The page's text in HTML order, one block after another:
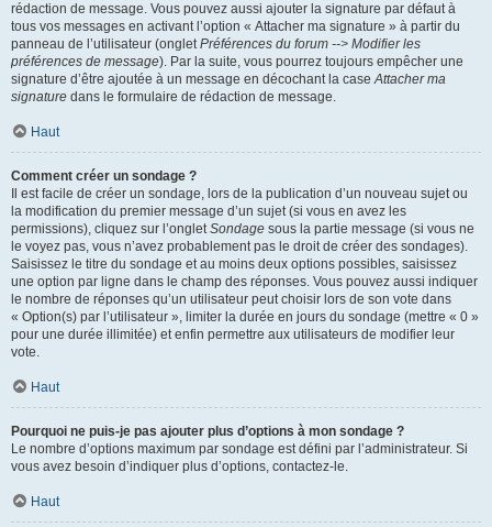
rédaction de message. Vous pouvez aussi ajouter la signature par défaut à
tous vos messages en activant l’option « Attacher ma signature » à partir du
panneau de l’utilisateur (ongletPréférences du forum --> Modifier les
préférences de message). Par la suite, vous pourrez toujours empêcher une
signature d’être ajoutée à un message en décochant la caseAttacher ma
signature dans le formulaire de rédaction de message.
Haut
Comment créer un sondage ?
Il est facile de créer un sondage, lors de la publication d’un nouveau sujet ou
la modification du premier message d’un sujet (si vous en avez les
permissions), cliquez sur l’ongletSondage sous la partie message (si vous ne
le voyez pas, vous n’avez probablement pas le droit de créer des sondages).
Saisissez le titre du sondage et au moins deux options possibles, saisissez
une option par ligne dans le champ des réponses. Vous pouvez aussi indiquer
le nombre de réponses qu’un utilisateur peut choisir lors de son vote dans
« Option(s) par l’utilisateur », limiter la durée en jours du sondage (mettre « 0 »
pour une durée illimitée) et enfin permettre aux utilisateurs de modifier leur
vote.
Haut
Pourquoi ne puis-je pas ajouter plus d’options à mon sondage ?
Le nombre d’options maximum par sondage est défini par l’administrateur. Si
vous avez besoin d’indiquer plus d’options, contactez-le.
Haut